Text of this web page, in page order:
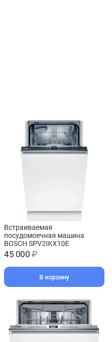
Встраиваемая
посудомоечная машина
BOSCH SPV2IKX10E
45 000 ₽
В корзину